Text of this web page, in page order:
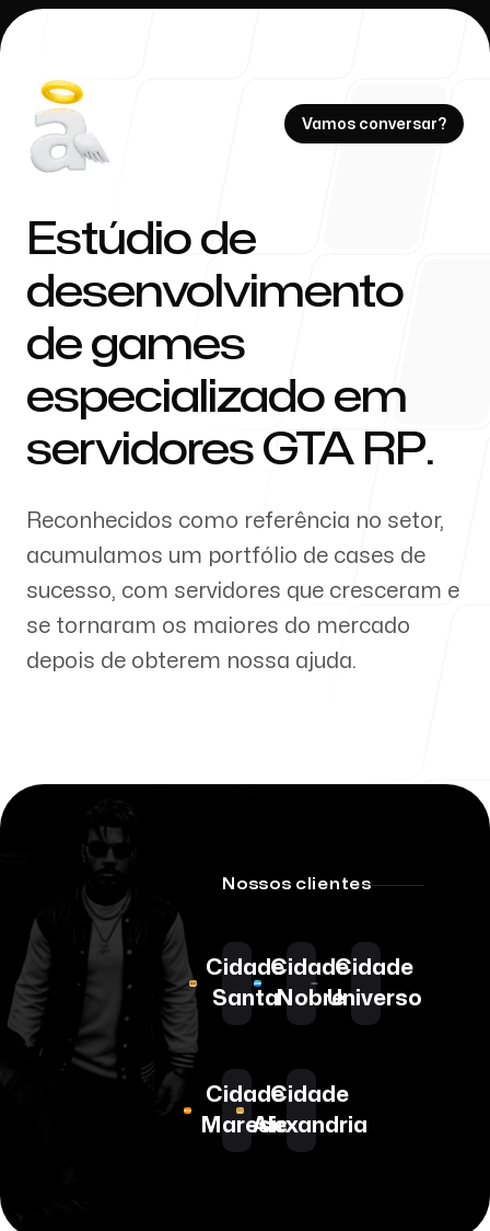
Vamos conversar?
Vamos conversar?
Our Work
About Us
Our Process
Our offices
Follow us
Estúdio de
desenvolvimento
de games
especializado em
servidores GTA RP.
Reconhecidos como referência no setor,
acumulamos um portfólio de cases de
sucesso, com servidores que cresceram e
se tornaram os maiores do mercado
depois de obterem nossa ajuda.
Nossos clientes
Cidade
Santa
Cidade
Nobre
Cidade
Universo
Cidade
Maresia
Cidade
Alexandria